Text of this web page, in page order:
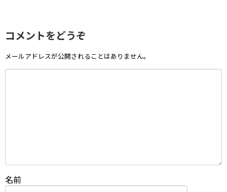
コメントをどうぞ
メールアドレスが公開されることはありません。
名前